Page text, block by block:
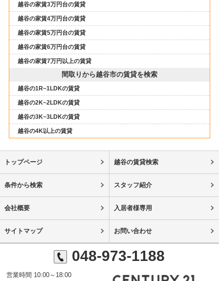
越谷の家賃3万円台の賃貸
越谷の家賃4万円台の賃貸
越谷の家賃5万円台の賃貸
越谷の家賃6万円台の賃貸
越谷の家賃7万円以上の賃貸
間取りから越谷市の賃貸を検索
越谷の1R~1LDKの賃貸
越谷の2K~2LDKの賃貸
越谷の3K~3LDKの賃貸
越谷の4K以上の賃貸
トップページ 越谷の賃貸検索
条件から検索 スタッフ紹介
会社概要 入居者様専用
サイトマップ お問い合わせ
048-973-1188
営業時間 10:00～18:00